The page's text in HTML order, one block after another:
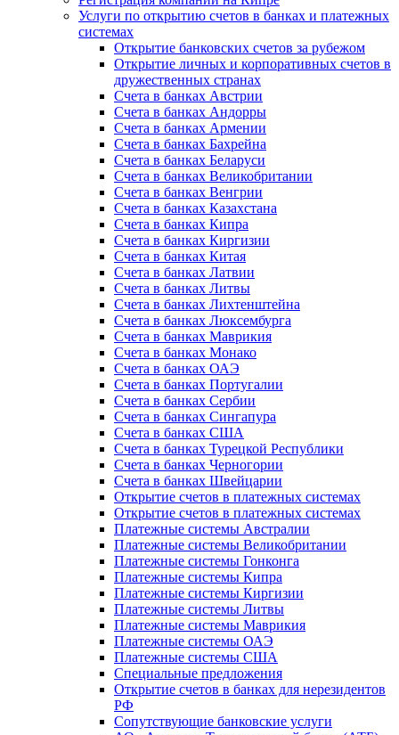
Услуги по открытию счетов в банках и платежных
системах
Открытие банковских счетов за рубежом
Открытие личных и корпоративных счетов в
дружественных странах
Счета в банках Австрии
Счета в банках Андорры
Счета в банках Армении
Счета в банках Бахрейна
Счета в банках Беларуси
Счета в банках Великобритании
Счета в банках Венгрии
Счета в банках Казахстана
Счета в банках Кипра
Счета в банках Киргизии
Счета в банках Китая
Счета в банках Латвии
Счета в банках Литвы
Счета в банках Лихтенштейна
Счета в банках Люксембурга
Счета в банках Маврикия
Счета в банках Монако
Счета в банках ОАЭ
Счета в банках Португалии
Счета в банках Сербии
Счета в банках Сингапура
Счета в банках США
Счета в банках Турецкой Республики
Счета в банках Черногории
Счета в банках Швейцарии
Открытие счетов в платежных системах
Открытие счетов в платежных системах
Платежные системы Австралии
Платежные системы Великобритании
Платежные системы Гонконга
Платежные системы Кипра
Платежные системы Киргизии
Платежные системы Литвы
Платежные системы Маврикия
Платежные системы ОАЭ
Платежные системы США
Специальные предложения
Открытие счетов в банках для нерезидентов
РФ
Сопутствующие банковские услуги